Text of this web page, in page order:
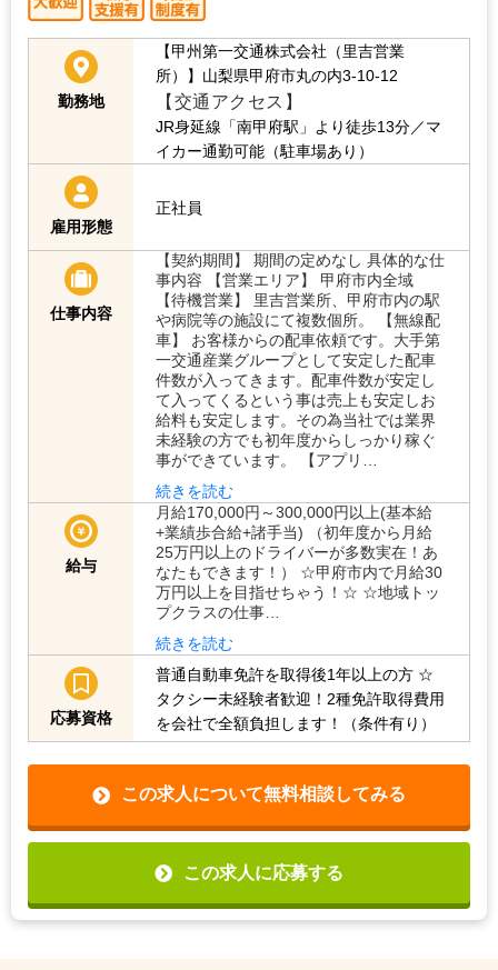
勤務地
【甲州第一交通株式会社（里吉営業
所）】山梨県甲府市丸の内3-10-12
【交通アクセス】
JR身延線「南甲府駅」より徒歩13分／マ
イカー通勤可能（駐車場あり）
雇用形態
正社員
仕事内容
【契約期間】 期間の定めなし 具体的な仕
事内容 【営業エリア】 甲府市内全域
【待機営業】 里吉営業所、甲府市内の駅
や病院等の施設にて複数個所。 【無線配
車】 お客様からの配車依頼です。大手第
一交通産業グループとして安定した配車
件数が入ってきます。配車件数が安定し
て入ってくるという事は売上も安定しお
給料も安定します。その為当社では業界
未経験の方でも初年度からしっかり稼ぐ
事ができています。 【アプリ…
続きを読む
給与
月給170,000円～300,000円以上(基本給
+業績歩合給+諸手当) （初年度から月給
25万円以上のドライバーが多数実在！あ
なたもできます！） ☆甲府市内で月給30
万円以上を目指せちゃう！☆ ☆地域トッ
プクラスの仕事…
続きを読む
応募資格
普通自動車免許を取得後1年以上の方 ☆
タクシー未経験者歓迎！2種免許取得費用
を会社で全額負担します！（条件有り）
この求人について無料相談してみる
この求人に応募する